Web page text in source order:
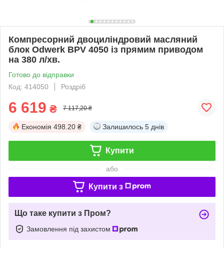
Компресорний двоциліндровий масляний
блок Odwerk BPV 4050 із прямим приводом
на 380 л/хв.
Готово до відправки
Код: 414050
Роздріб
6 619 ₴ 7 117,20 ₴
Економія 498.20 ₴ Залишилось 5 днів
Купити
або
Купити з
Що таке купити з Пром?
Замовлення під захистом